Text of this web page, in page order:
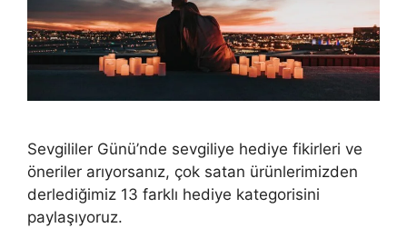
Sevgililer Günü’nde sevgiliye hediye fikirleri ve
öneriler arıyorsanız, çok satan ürünlerimizden
derlediğimiz 13 farklı hediye kategorisini
paylaşıyoruz.